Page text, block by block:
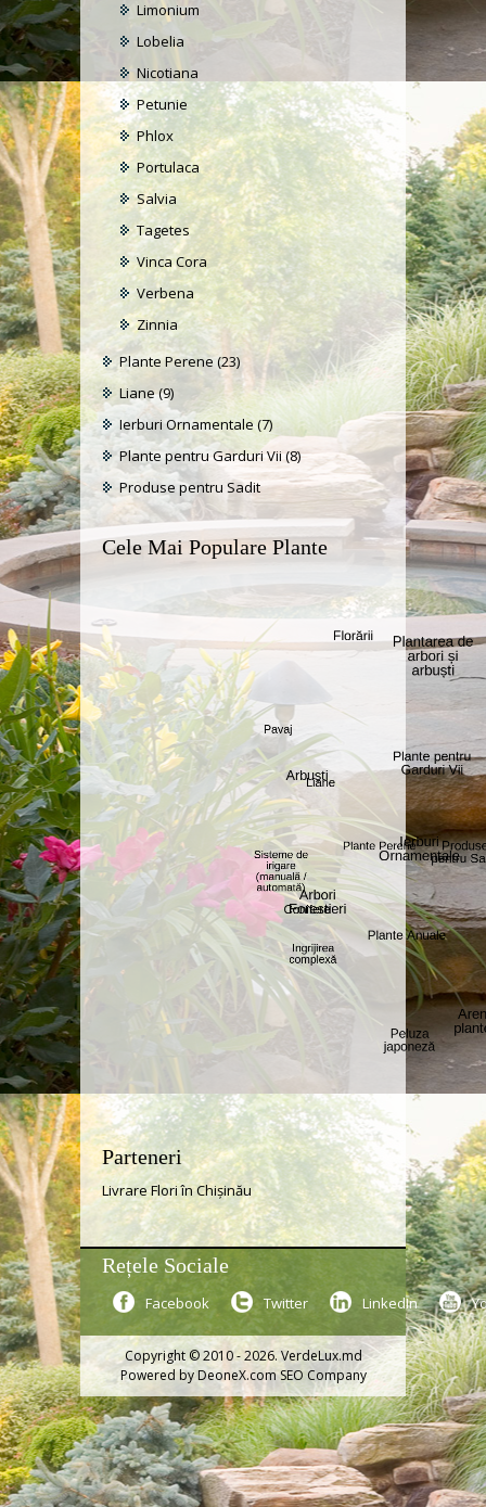
Limonium
Lobelia
Nicotiana
Petunie
Phlox
Portulaca
Salvia
Tagetes
Vinca Cora
Verbena
Zinnia
Plante Perene (23)
Liane(9)
Ierburi Ornamentale(7)
Plante pentru Garduri Vii(8)
Produse pentru Sadit
Cele Mai Populare Plante
Parteneri
Livrare Flori în Chișinău
Rețele Sociale
Facebook Twitter LinkedIn
Copyright © 2010 - 2026. VerdeLux.md
Powered byDeoneX.com SEO Company